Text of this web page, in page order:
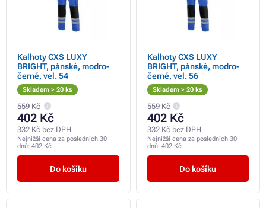
Kalhoty CXS LUXY
BRIGHT, pánské, modro-
černé, vel. 54
Skladem > 20 ks
559 Kč
402 Kč
332 Kč bez DPH
Nejnižší cena za posledních 30
dnů: 402 Kč
Do košíku
Kalhoty CXS LUXY
BRIGHT, pánské, modro-
černé, vel. 56
Skladem > 20 ks
559 Kč
402 Kč
332 Kč bez DPH
Nejnižší cena za posledních 30
dnů: 402 Kč
Do košíku